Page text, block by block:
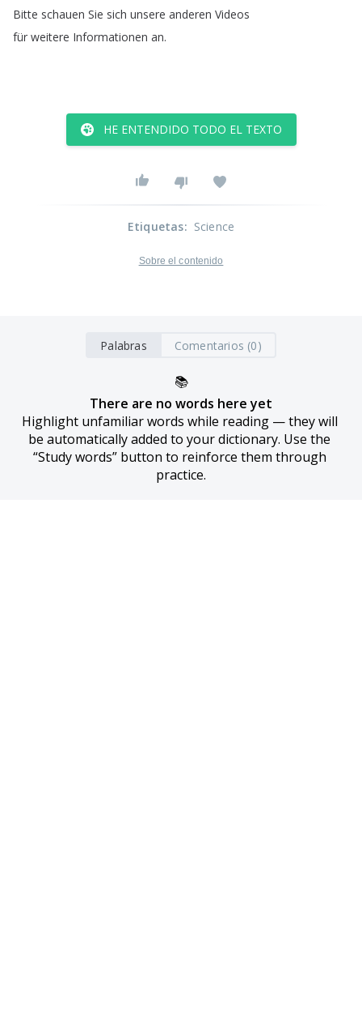
Bitte schauen Sie sich unsere anderen Videos
für weitere Informationen an.
HE ENTENDIDO TODO EL TEXTO
Etiquetas: Science
Sobre el contenido
Palabras Comentarios (0)
📚
There are no words here yet
Highlight unfamiliar words while reading — they will
be automatically added to your dictionary. Use the
“Study words” button to reinforce them through
practice.